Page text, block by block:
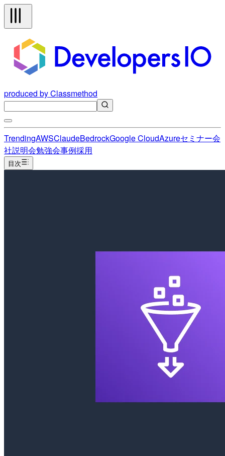
produced by Classmethod
TrendingAWSClaudeBedrockGoogle CloudAzureセミナー会
社説明会勉強会事例採用
目次